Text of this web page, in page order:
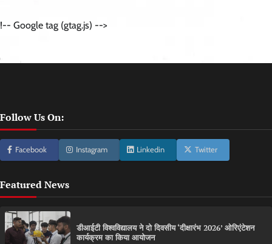
!-- Google tag (gtag.js) -->
Follow Us On:
Facebook Instagram Linkedin Twitter
Featured News
डीआईटी विश्वविद्यालय ने दो दिवसीय ‘दीक्षारंभ 2026’ ओरिएंटेशन
कार्यक्रम का किया आयोजन